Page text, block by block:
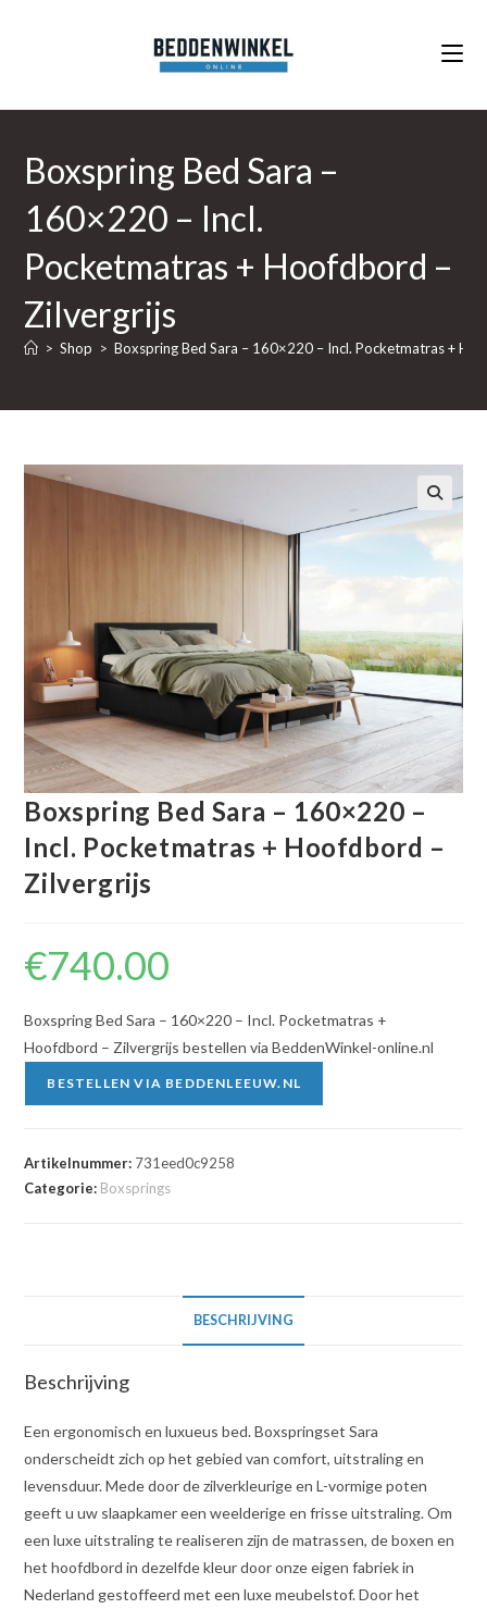
Boxspring Bed Sara –
160×220 – Incl.
Pocketmatras + Hoofdbord –
Zilvergrijs
> Shop > Boxspring Bed Sara – 160×220 – Incl. Pocketmatras +
🔍
Boxspring Bed Sara – 160×220 –
Incl. Pocketmatras + Hoofdbord –
Zilvergrijs
€740.00
Boxspring Bed Sara – 160×220 – Incl. Pocketmatras +
Hoofdbord – Zilvergrijs bestellen via BeddenWinkel-online.nl
BESTELLEN VIA BEDDENLEEUW.NL
Artikelnummer: 731eed0c9258
Categorie: Boxsprings
BESCHRIJVING
Beschrijving
Een ergonomisch en luxueus bed. Boxspringset Sara
onderscheidt zich op het gebied van comfort, uitstraling en
levensduur. Mede door de zilverkleurige en L-vormige poten
geeft u uw slaapkamer een weelderige en frisse uitstraling. Om
een luxe uitstraling te realiseren zijn de matrassen, de boxen en
het hoofdbord in dezelfde kleur door onze eigen fabriek in
Nederland gestoffeerd met een luxe meubelstof. Door het